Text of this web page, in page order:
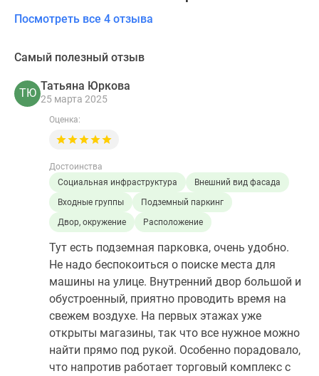
Посмотреть все 4 отзыва
Самый полезный отзыв
ТЮ
Татьяна Юркова
25 марта 2025
Оценка:
Достоинства
Социальная инфраструктура
Внешний вид фасада
Входные группы
Подземный паркинг
Двор, окружение
Расположение
Тут есть подземная парковка, очень удобно.
Не надо беспокоиться о поиске места для
машины на улице. Внутренний двор большой и
обустроенный, приятно проводить время на
свежем воздухе. На первых этажах уже
открыты магазины, так что все нужное можно
найти прямо под рукой. Особенно порадовало,
что напротив работает торговый комплекс с